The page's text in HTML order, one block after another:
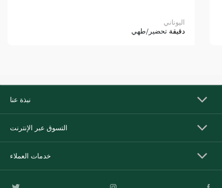
اليوناني
دقيقة تحضير/طهي
نبذة عنا
التسوق عبر الإنترنت
خدمات العملاء